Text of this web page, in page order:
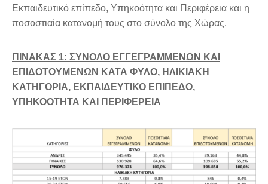
Εκπαιδευτικό επίπεδο, Υπηκοότητα και Περιφέρεια και η
ποσοστιαία κατανομή τους στο σύνολο της Χώρας.
ΠΙΝΑΚΑΣ 1: ΣΥΝΟΛΟ ΕΓΓΕΓΡΑΜΜΕΝΩΝ ΚΑΙ
ΕΠΙΔΟΤΟΥΜΕΝΩΝ ΚΑΤΑ ΦΥΛΟ, ΗΛΙΚΙΑΚΗ
ΚΑΤΗΓΟΡΙΑ, ΕΚΠΑΙΔΕΥΤΙΚΟ ΕΠΙΠΕΔΟ,
ΥΠΗΚΟΟΤΗΤΑ ΚΑΙ
ΠΕΡΙΦΕΡ ΕΙΑ